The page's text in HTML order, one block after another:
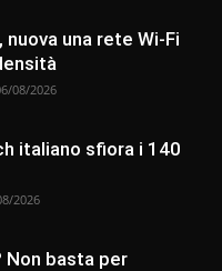
nuova una rete Wi-Fi
08/2026
italiano sfiora i 140
2026
basta per